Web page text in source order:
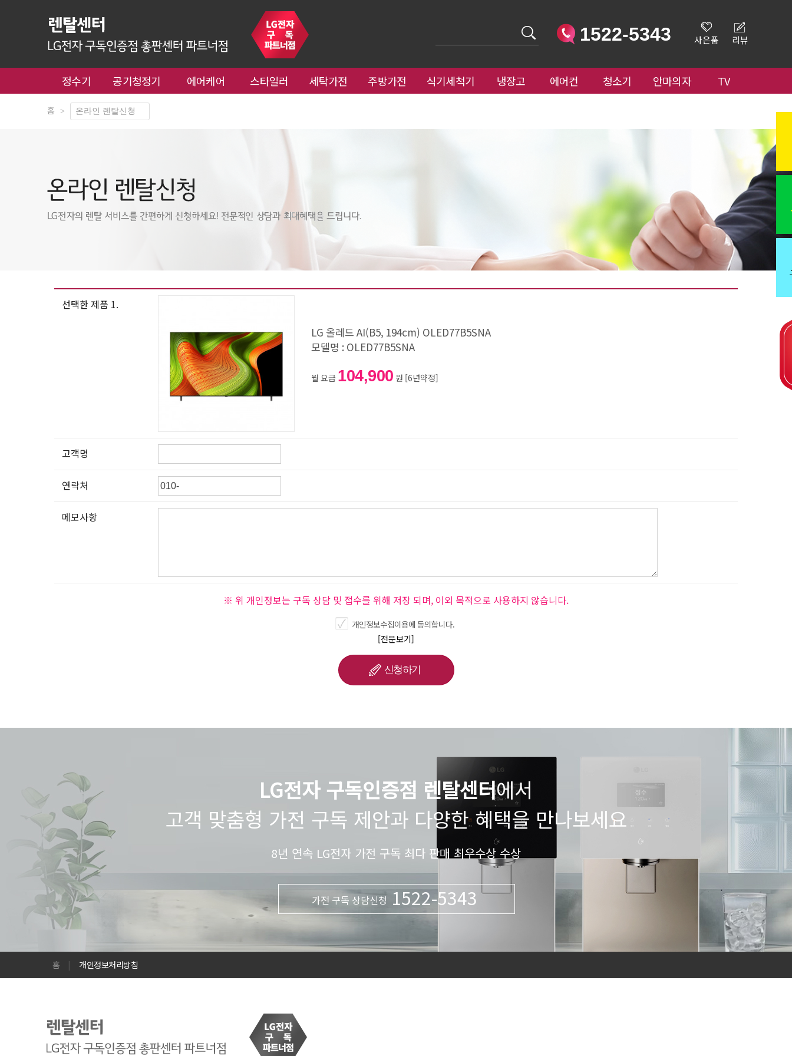
사은품 리뷰
1522-5343
정수기 공기청정기 에어케어 스타일러 세탁가전 주방가전 식기세척기 냉장고 에어컨 청소기 안마의자 TV
홈 >
선택한 제품 1.
LG 올레드 AI(B5, 194cm) OLED77B5SNA
모델명 : OLED77B5SNA
월 요금 104,900 원 [6년약정]
고객명
연락처
메모사항
※ 위 개인정보는 구독 상담 및 접수를 위해 저장 되며, 이외 목적으로 사용하지 않습니다.
개인정보수집이용에 동의합니다.
[전문보기]
LG전자 구독인증점 렌탈센터에서
고객 맞춤형 가전 구독 제안과 다양한 혜택을 만나보세요
8년 연속 LG전자 가전 구독 최다 판매 최우수상 수상
가전 구독 상담신청1522-5343
홈 | 개인정보처리방침